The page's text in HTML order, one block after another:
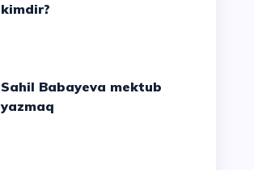
kimdir?
Sahil Babayeva mektub
yazmaq